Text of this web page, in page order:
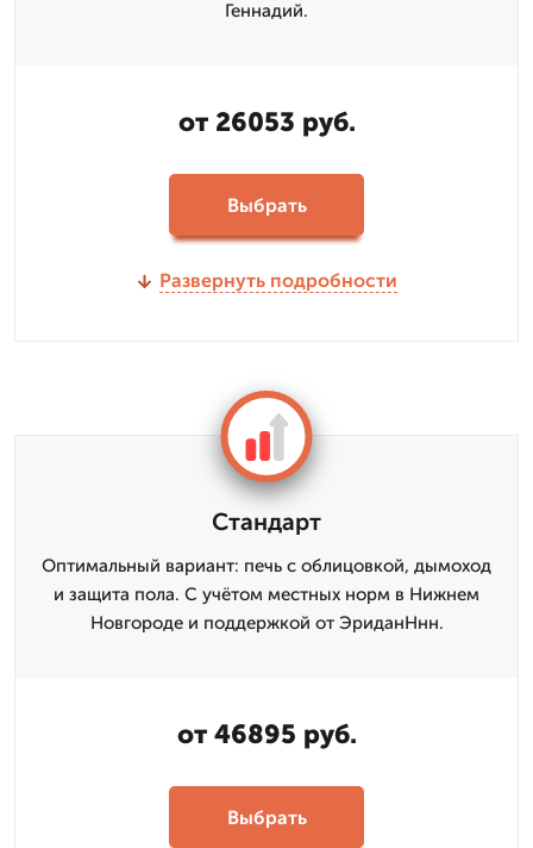
Геннадий.
от 26053 руб.
Выбрать
Развернуть подробности
Стандарт
Оптимальный вариант: печь с облицовкой, дымоход
и защита пола. С учётом местных норм в Нижнем
Новгороде и поддержкой от ЭриданНнн.
от 46895 руб.
Выбрать